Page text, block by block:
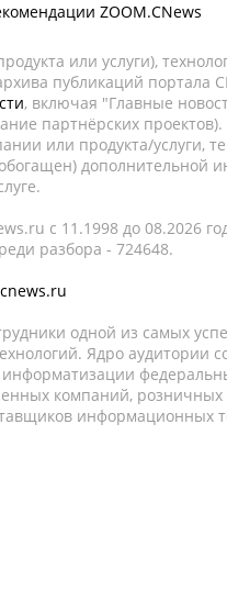
ZOOM.CNews
или услуги),
публикаций портала
, включая "Главные
партнёрских
или продукта/услуги,
дополнительной
c 11.1998 до 08.2026
разбора - 724648.
одной из самых
Ядро аудитории
компаний, розничных
информационных